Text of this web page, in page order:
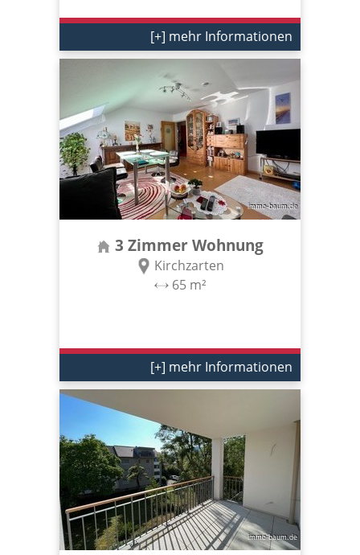
[+] mehr Informationen
3 Zimmer Wohnung
Kirchzarten
65 m²
[+] mehr Informationen